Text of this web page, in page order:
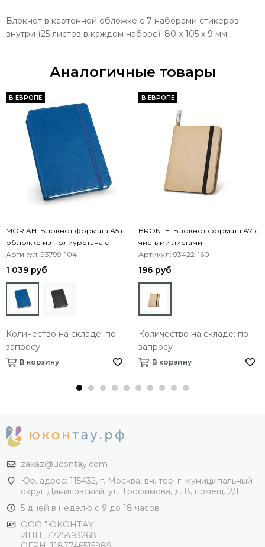
Блокнот в картонной обложке с 7 наборами стикеров
внутри (25 листов в каждом наборе). 80 x 105 x 9 мм
Аналогичные товары
В ЕВРОПЕ
MORIAH. Блокнот формата А5 в
обложке из полиуретана с
листами в линейку
Артикул: 93799-104
1 039 руб
Количество на складе: по
запросу
В корзину
В ЕВРОПЕ
BRONTE. Блокнот формата А7 с
чистыми листами
Артикул: 93422-160
196 руб
Количество на складе: по
запросу
В корзину
zakaz@ucontay.com
Юр. адрес: 115432, г. Москва, вн. тер. г. муниципальный
округ Даниловский, ул. Трофимова, д. 8, помещ. 2/1
5 дней в неделю с 9 до 18 часов
ООО "ЮКОНТАУ"
ИНН: 7725493268